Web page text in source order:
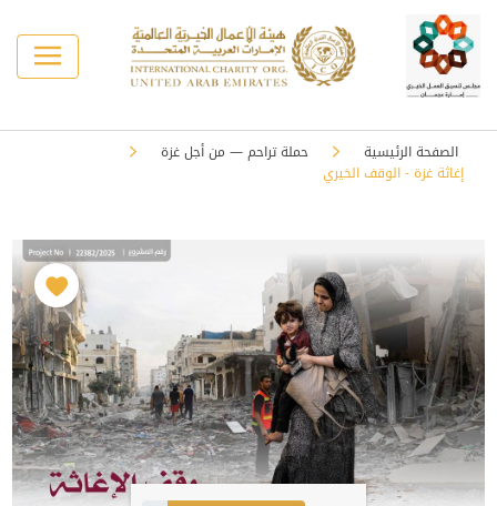
الصفحة الرئيسية
حملة تراحم — من أجل غزة
إغاثة غزة - الوقف الخيري